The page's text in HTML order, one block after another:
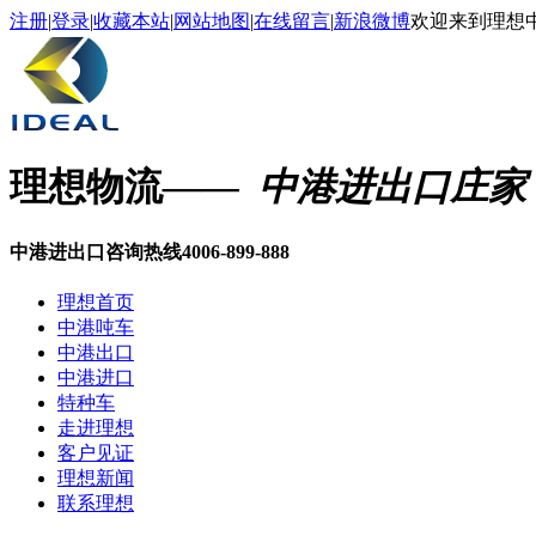
注册|登录|收藏本站|网站地图|在线留言|新浪微博欢迎来到理想
理想物流—— 中港进出口庄家
中港进出口咨询热线4006-899-888
理想首页
中港吨车
中港出口
中港进口
特种车
走进理想
客户见证
理想新闻
联系理想